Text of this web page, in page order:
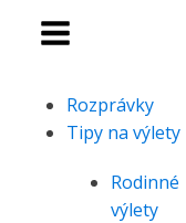
Rozprávky
Tipy na výlety
Rodinné
výlety